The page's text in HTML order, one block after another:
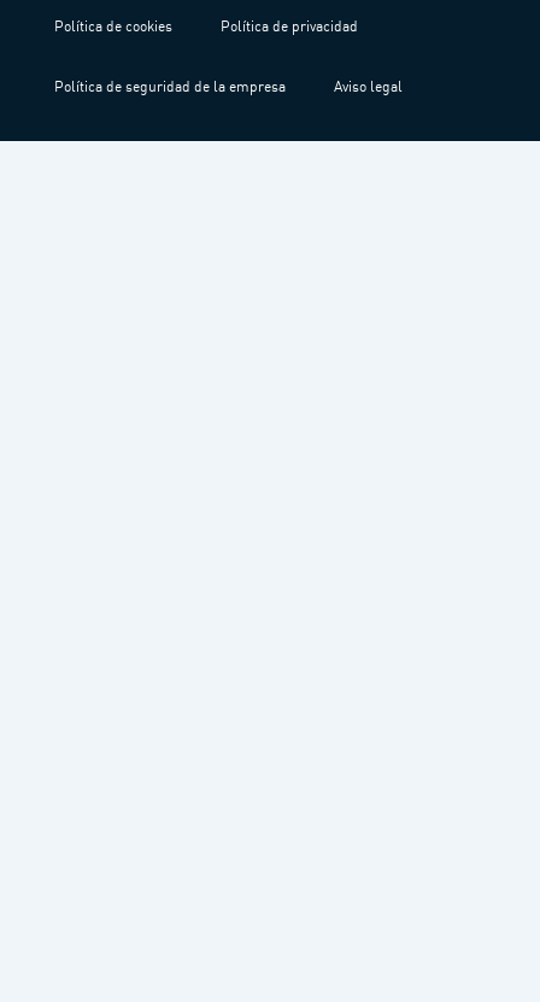
Política de cookies Política de privacidad
Política de seguridad de la empresa Aviso legal